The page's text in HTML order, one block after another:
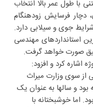
با طول عمر بالا انتخاب
فرسایش زودهنگام
جوی و سیلابی دارد.
استانداردهای مهندسی
صورت خواهد گرفت.
اشاره کرد و افزود:
از سوی وزارت میراث
و سالها به عنوان یک
اما خوشبختانه با